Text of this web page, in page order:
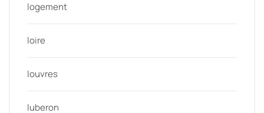
logement
loire
louvres
luberon